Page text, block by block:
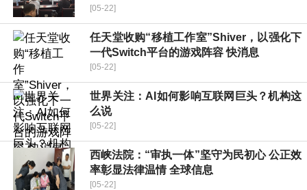
[05-22]
任天堂收购“移植工作室”Shiver，以强化下
一代Switch平台的游戏阵容 快消息
[05-22]
世界关注：AI如何影响互联网巨头？机构这
么说
[05-22]
西峡法院：“审执一体”坚守为民初心 公正效
率彰显法律温情 全球信息
[05-22]